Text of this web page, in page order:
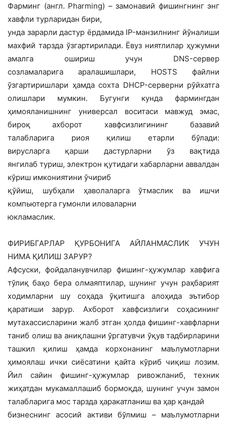
Фарминг (англ. Pharming) – замонавий фишингнинг энг
хавфли турларидан бири,
унда зарарли дастур ёрдамида IP-манзилнинг йўналиши
махфий тарзда ўзгартирилади. Ёвуз ниятлилар ҳужумни
амалга ошириш учун DNS-сервер
созламаларига аралашишлари, HOSTS файлни
ўзгартиришлари ҳамда сохта DHCP-серверни рўйхатга
олишлари мумкин. Бугунги кунда фармингдан
ҳимояланишнинг универсал воситаси мавжуд эмас,
бироқ ахборот хавфсизлигининг базавий
талабларига риоя қилиш етарли бўлади:
вирусларга қарши дастурларни ўз вақтида
янгилаб туриш, электрон қутидаги хабарларни аввалдан
кўриш имкониятини ўчириб
қўйиш, шубҳали ҳаволаларга ўтмаслик ва ишчи
компьютерга гумонли иловаларни
юкламаслик.
ФИРИБГАРЛАР ҚУРБОНИГА АЙЛАНМАСЛИК УЧУН
НИМА ҚИЛИШ ЗАРУР?
Афсуски, фойдаланувчилар фишинг-ҳужумлар хавфига
тўлиқ баҳо бера олмаяптилар, шунинг учун раҳбарият
ходимларни шу соҳада ўқитишга алоҳида эътибор
қаратиши зарур. Ахборот хавфсизлиги соҳасининг
мутахассисларини жалб этган ҳолда фишинг-хавфларни
таниб олиш ва аниқлашни ўргатувчи ўқув тадбирларини
ташкил қилиш ҳамда корхонанинг маълумотларни
ҳимоялаш ички сиёсатини қайта кўриб чиқиш лозим.
Йил сайин фишинг-ҳужумлар ривожланиб, техник
жиҳатдан мукамаллашиб бормоқда, шунинг учун замон
талабларига мос тарзда ҳаракатланиш ва ҳар қандай
бизнеснинг асосий активи бўлмиш – маълумотларни